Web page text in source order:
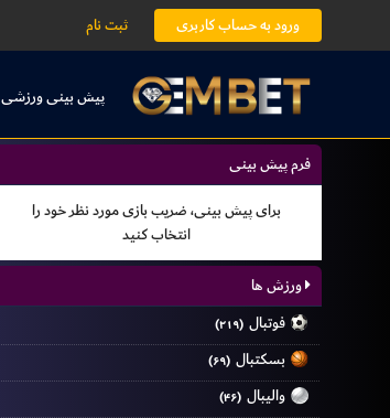
ورود به حساب کاربری ثبت نام
پیش بینی ورزشی
فرم پیش بینی
برای پیش بینی، ضریب بازی مورد نظر خود را
انتخاب کنید
ورزش ها
فوتبال (۲۱۹)
بسکتبال (۶۹)
والیبال (۴۶)